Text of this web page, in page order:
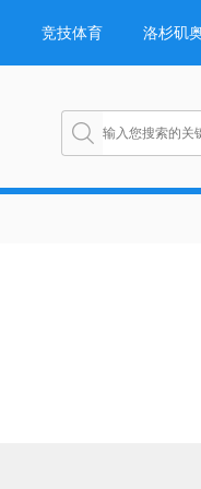
竞技体育 洛杉矶